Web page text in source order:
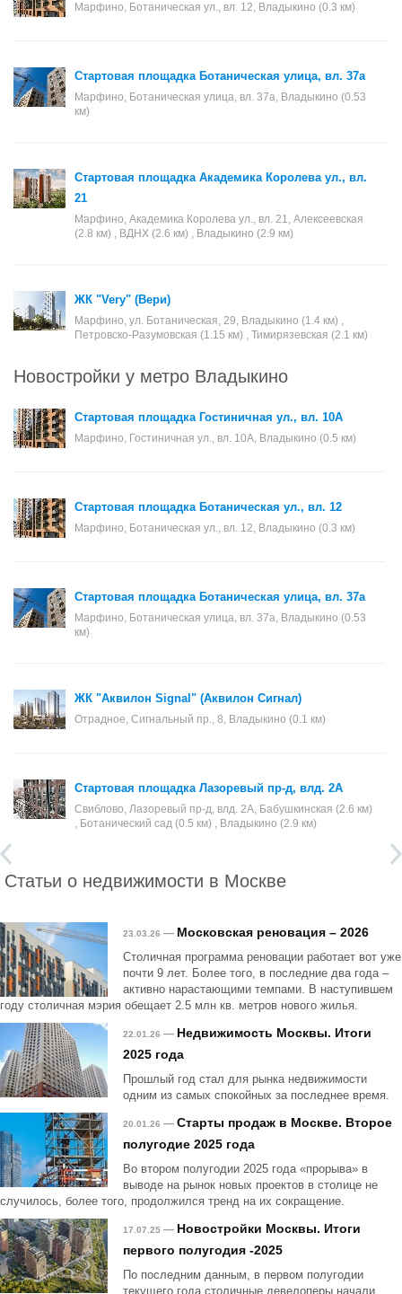
Марфино, Ботаническая ул., вл. 12, Владыкино (0.3 км)
Стартовая площадка Ботаническая улица, вл. 37а
Марфино, Ботаническая улица, вл. 37а, Владыкино (0.53
км)
Стартовая площадка Академика Королева ул., вл.
21
Марфино, Академика Королева ул., вл. 21, Алексеевская
(2.8 км) , ВДНХ (2.6 км) , Владыкино (2.9 км)
ЖК "Very" (Вери)
Марфино, ул. Ботаническая, 29, Владыкино (1.4 км) ,
Петровско-Разумовская (1.15 км) , Тимирязевская (2.1 км)
Новостройки у метро Владыкино
Стартовая площадка Гостиничная ул., вл. 10А
Марфино, Гостиничная ул., вл. 10А, Владыкино (0.5 км)
Стартовая площадка Ботаническая ул., вл. 12
Марфино, Ботаническая ул., вл. 12, Владыкино (0.3 км)
Стартовая площадка Ботаническая улица, вл. 37а
Марфино, Ботаническая улица, вл. 37а, Владыкино (0.53
км)
ЖК "Аквилон Signal" (Аквилон Сигнал)
Отрадное, Сигнальный пр., 8, Владыкино (0.1 км)
Стартовая площадка Лазоревый пр-д, влд. 2А
Свиблово, Лазоревый пр-д, влд. 2А, Бабушкинская (2.6 км)
, Ботанический сад (0.5 км) , Владыкино (2.9 км)
Статьи о недвижимости в Москве
23.03.26 — Московская реновация – 2026
Столичная программа реновации работает вот уже
почти 9 лет. Более того, в последние два года –
активно нарастающими темпами. В наступившем
году столичная мэрия обещает 2.5 млн кв. метров нового жилья.
22.01.26 — Недвижимость Москвы. Итоги
2025 года
Прошлый год стал для рынка недвижимости
одним из самых спокойных за последнее время.
20.01.26 — Старты продаж в Москве. Второе
полугодие 2025 года
Во втором полугодии 2025 года «прорыва» в
выводе на рынок новых проектов в столице не
случилось, более того, продолжился тренд на их сокращение.
17.07.25 — Новостройки Москвы. Итоги
первого полугодия -2025
По последним данным, в первом полугодии
текущего года столичные девелоперы начали